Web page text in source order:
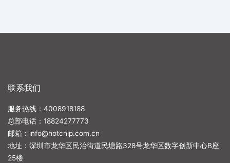
联系我们
服务热线：4008918188
总部电话： 18824277773
邮箱： info@hotchip.com.cn
地址：深圳市龙华区民治街道民塘路328号龙华区数字创新中心B座
25楼